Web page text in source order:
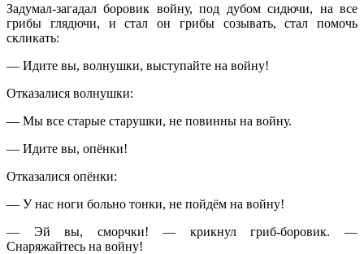
Задумал-загадал боровик войну, под дубом сидючи, на все
грибы глядючи, и стал он грибы созывать, стал помочь
скликать:
— Идите вы, волнушки, выступайте на войну!
Отказалися волнушки:
— Мы все старые старушки, не повинны на войну.
— Идите вы, опёнки!
Отказалися опёнки:
— У нас ноги больно тонки, не пойдём на войну!
— Эй вы, сморчки! — крикнул гриб-боровик. —
Снаряжайтесь на войну!